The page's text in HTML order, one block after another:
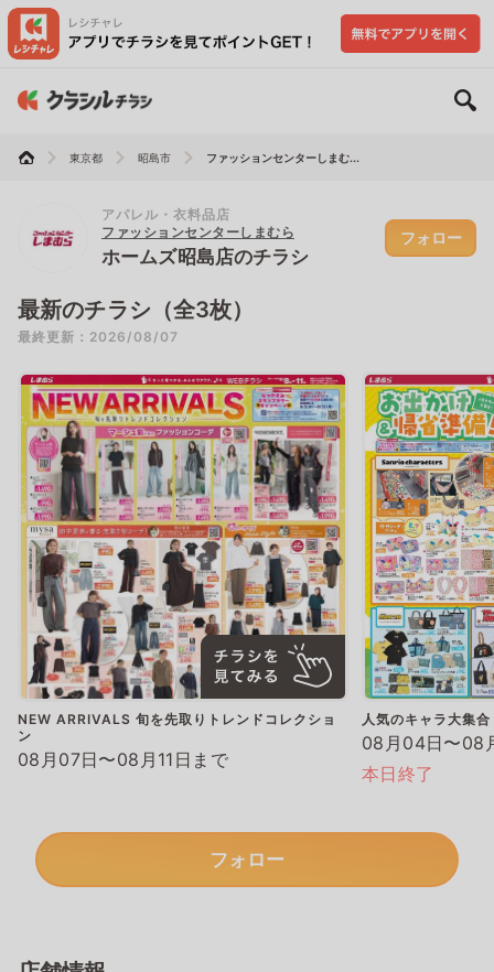
東京都 昭島市 ファッションセンターしまむ...
アパレル・衣料品店
ファッションセンターしまむら
ホームズ昭島店のチラシ
フォロー
最新のチラシ（全3枚）
最終更新：2026/08/07
NEW ARRIVALS 旬を先取りトレンドコレクショ
ン
08月07日〜08月11日まで
人気のキャラ大集
08月04日〜08
本日終了
フォロー